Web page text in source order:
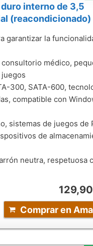
duro interno de 3,5
(reacondicionado)
garantizar la
médico,
300, SATA-600,
compatible con
sistemas de juegos de
de
neutra, respetuosa
Comprar en